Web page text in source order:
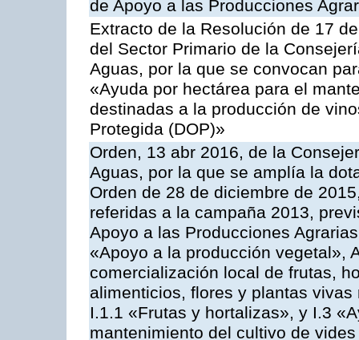
de Apoyo a las Producciones
Extracto de la Resolución de 17
del Sector Primario de la
Aguas, por la que se convocan
«Ayuda por hectárea para el
destinadas a la producción de
Protegida (DOP)»
Orden, 13 abr 2016, de la
Aguas, por la que se amplía la
Orden de 28 de diciembre de
referidas a la campaña 2013,
Apoyo a las Producciones
«Apoyo a la producción vegetal»,
comercialización local de frutas,
alimenticios, flores y plantas
I.1.1 «Frutas y hortalizas», y I.3
mantenimiento del cultivo de